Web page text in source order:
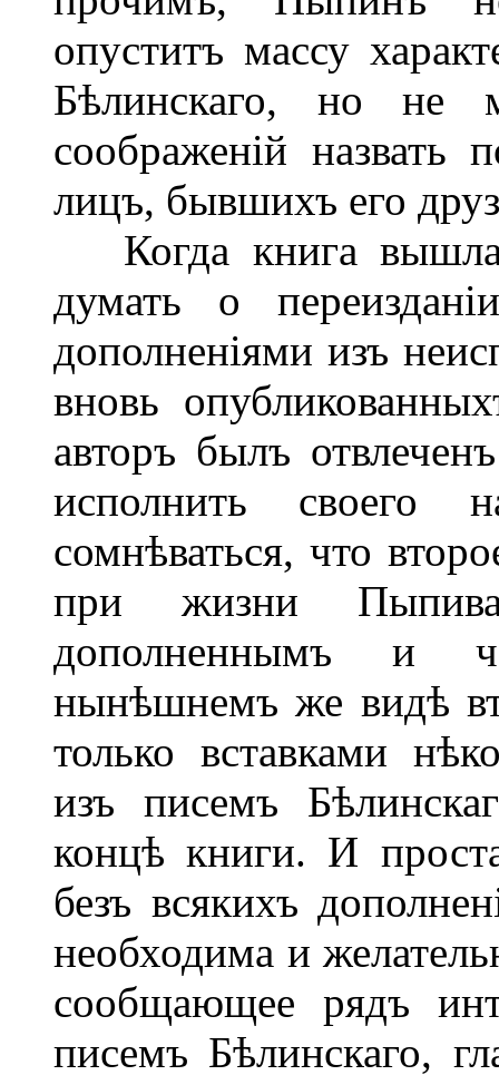
опуститъ массу
Бѣлинскаго, но не
соображеній
лицъ, бывшихъ его
Когда книга
думать о
дополненіями изъ
вновь
авторъ былъ
исполнить своего
сомнѣваться, что
при жизни
дополненнымъ и
нынѣшнемъ же видѣ
только вставками
изъ писемъ
концѣ книги. И
безъ всякихъ
необходима и
сообщающее рядъ
писемъ Бѣлинскаго,